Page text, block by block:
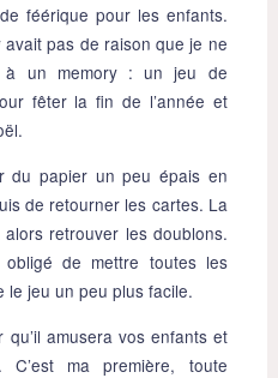
féérique pour les enfants.
avait pas de raison que je ne
à un memory : un jeu de
fêter la fin de l’année et
du papier un peu épais en
de retourner les cartes. La
retrouver les doublons.
de mettre toutes les
le jeu un peu plus facile.
qu’il amusera vos enfants et
C’est ma première, toute